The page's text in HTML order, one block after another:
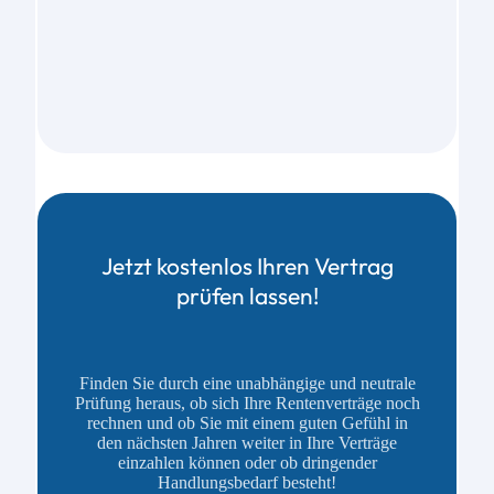
Jetzt kostenlos Ihren Vertrag
prüfen lassen!
Finden Sie durch eine unabhängige und neutrale
Prüfung heraus, ob sich Ihre Rentenverträge noch
rechnen und ob Sie mit einem guten Gefühl in
den nächsten Jahren weiter in Ihre Verträge
einzahlen können oder ob dringender
Handlungsbedarf besteht!